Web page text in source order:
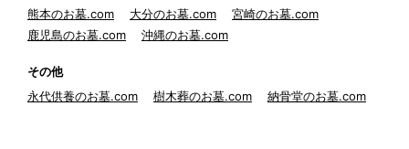
熊本のお墓.com
大分のお墓.com
宮崎のお墓.com
鹿児島のお墓.com
沖縄のお墓.com
その他
永代供養のお墓.com
樹木葬のお墓.com 納骨堂のお墓.com